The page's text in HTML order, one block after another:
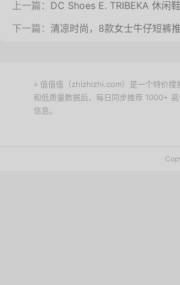
上一篇： DC Shoes E. TRIBEKA 休闲
下一篇： 清凉时尚，8款女士牛仔短裤
» 值值值（zhizhizhi.com）是一个特价搜
和低质量数据后，每日同步推荐 1000+
信息。